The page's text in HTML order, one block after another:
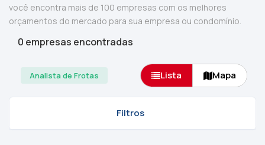
você encontra mais de 100 empresas com os melhores
orçamentos do mercado para sua empresa ou condomínio.
0 empresas encontradas
Analista de Frotas Lista Mapa
Filtros